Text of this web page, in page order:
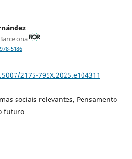
5186
2175-795X.2025.e104311
sociais relevantes, Pensamento
futuro